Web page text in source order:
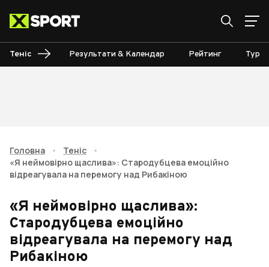
Теніс Результати & Календар Рейтинг
Головна • Теніс
•
«Я неймовірно щаслива»: Стародубцева емоційно
відреагувала на перемогу над Рибакіною
«Я неймовірно щаслива»:
Стародубцева емоційно
відреагувала на перемогу над
Рибакіною